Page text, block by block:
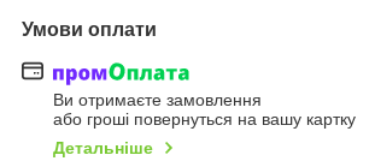
Умови оплати
Ви отримаєте замовлення
або гроші повернуться на вашу картку
Детальніше